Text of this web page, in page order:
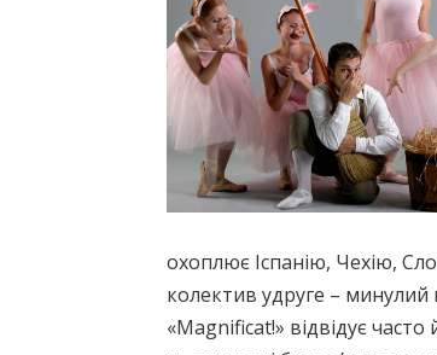
охоплює Іспанію, Чехію,
колектив удруге – минулий
«Magnificat!» відвідує